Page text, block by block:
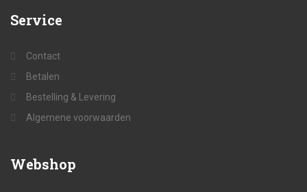
Service
Contact
Betalen
Bestelling & Levering
Algemene voorwaarden
Webshop